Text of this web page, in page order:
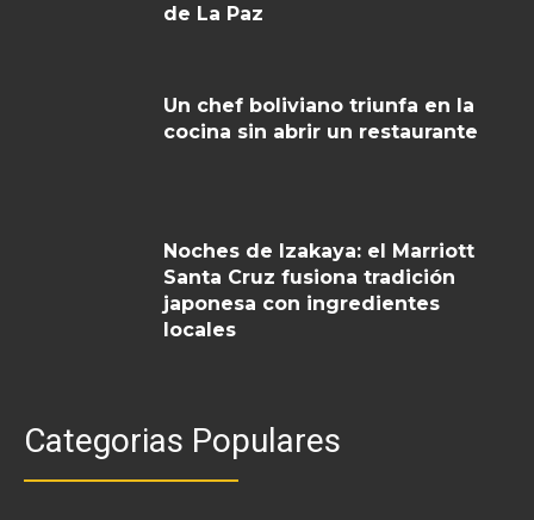
de La Paz
Un chef boliviano triunfa en la
cocina sin abrir un restaurante
Noches de Izakaya: el Marriott
Santa Cruz fusiona tradición
japonesa con ingredientes
locales
Categorias Populares